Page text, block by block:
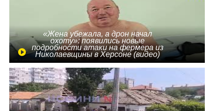
«Жена убежала, а дрон начал
охоту»: появились новые
подробности атаки на фермера из
Николаевщины в Херсоне (видео)